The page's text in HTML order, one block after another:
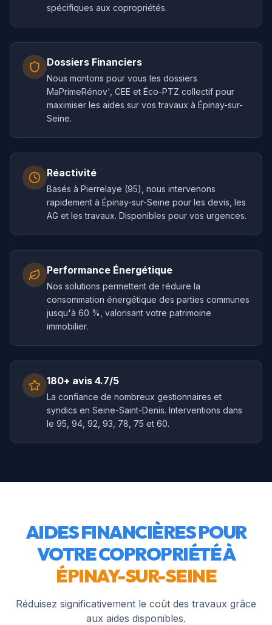
spécifiques aux copropriétés.
Dossiers Financiers
Nous montons pour vous les dossiers
MaPrimeRénov', CEE et Éco-PTZ collectif pour
maximiser les aides sur vos travaux à Épinay-sur-
Seine.
Réactivité
Basés à Pierrelaye (95), nous intervenons
rapidement à Épinay-sur-Seine pour les devis, les
AG et les travaux. Disponibles pour vos urgences.
Performance Énergétique
Nos solutions permettent de réduire la
consommation énergétique des parties communes
jusqu'à 60 %, valorisant votre patrimoine
immobilier.
180+ avis 4.7/5
La confiance de nombreux gestionnaires et
syndics en Seine-Saint-Denis. Interventions dans
le 95, 94, 92, 93, 78, 75 et 60.
AIDES FINANCIÈRES POUR
VOTRE COPROPRIÉTÉ À
ÉPINAY-SUR-SEINE
Réduisez significativement le coût des travaux grâce
aux aides disponibles.